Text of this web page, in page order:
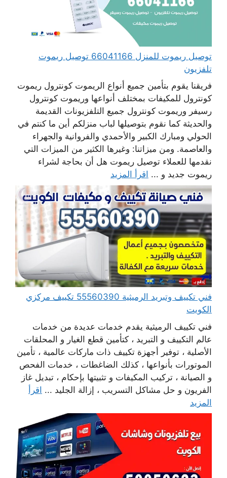
توصيل ريموت للمنزل 66041166 توصيل ريموت
تلفزيون
فريقنا يقوم بتأمين جميع أنواع الريموت كونترول ريموت
كونترول للمكيفات بمختلف أنواعها وريموت كونترول
رسيفر وريموت كونترول جميع التلفزيونات القديمة
والحديثة كما نقوم بتوصيلها لباب منزلكم أين ما كنتم في
الحولي ومبارك الكبير والأحمدي والفروانية والجهراء
والعاصمة. ومن ميزاتنا: وغيرها الكثير من الميزات التي
نقدمها للعملاء توصيل ريموت هل أن بحاجة لشراء
ريموت جديد و ... اقرأ المزيد
فني تكييف وتبريد الرميثية 55560390 تكييف مركزي
الكويت
فني تكييف الرميثية يقدم خدمات عديدة من خدمات
عالم التكييف و التبريد ، كتأمين قطع الغيار و المحلقات
الأصلية ، توفير أجهزة تكييف ذات ماركات عالمية ، تأمين
الموتورات بأنواعها ، كذلك الضاغطات ، خدمات الفحص
و الصيانة ، تركيب المكيفات و تثبيتها بإحكام ، تبديل غاز
الفريون و حل مشاكل التسريب ، إزالة الجليد ... اقرأ
المزيد